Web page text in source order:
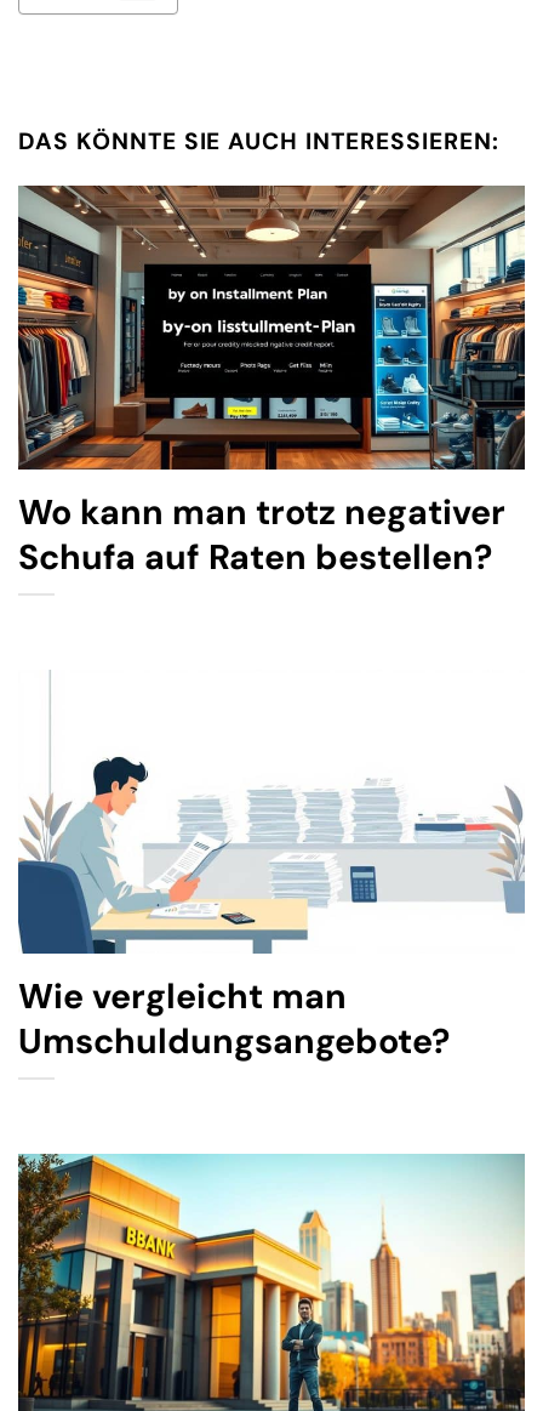
DAS KÖNNTE SIE AUCH INTERESSIEREN:
Wo kann man trotz negativer
Schufa auf Raten bestellen?
Wie vergleicht man
Umschuldungsangebote?